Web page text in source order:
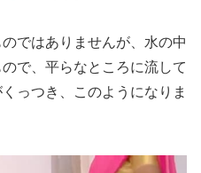
ではありませんが、水の中
で、平らなところに流して
っつき、このようになりま